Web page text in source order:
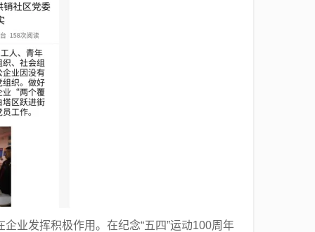
业发挥积极作用。在纪念“五四”运动100周年